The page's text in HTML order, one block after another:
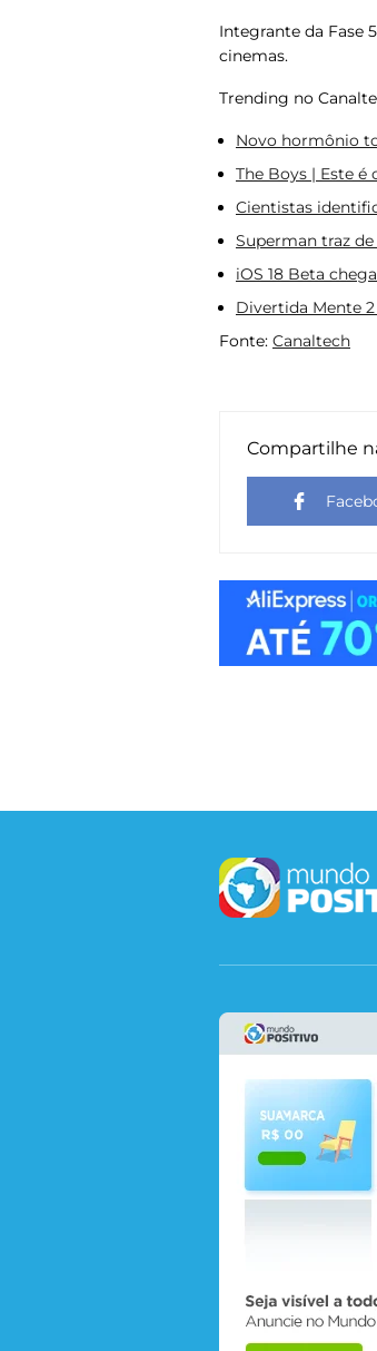
Integrante da Fase
cinemas.
Trending no
Novo hormônio
The Boys | Este
Cientistas
Superman traz
iOS 18 Beta
Divertida Mente
Fonte: Canaltech
Compartilhe